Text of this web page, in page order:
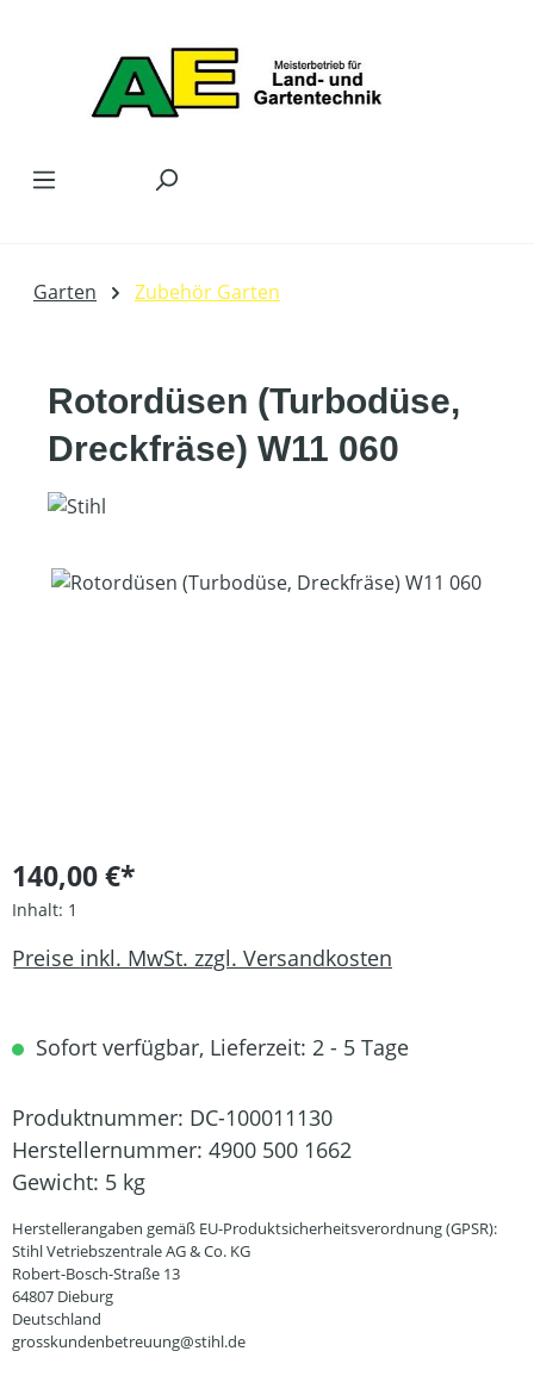
Garten Zubehör Garten
Rotordüsen (Turbodüse,
Dreckfräse) W11 060
Bildergalerie überspringen
140,00 €*
Inhalt: 1
Preise inkl. MwSt. zzgl. Versandkosten
Sofort verfügbar, Lieferzeit: 2 - 5 Tage
Produktnummer: DC-100011130
Herstellernummer: 4900 500 1662
Gewicht: 5 kg
Herstellerangaben gemäß EU-Produktsicherheitsverordnung (GPSR):
Stihl Vetriebszentrale AG & Co. KG
Robert-Bosch-Straße 13
64807 Dieburg
Deutschland
grosskundenbetreuung@stihl.de